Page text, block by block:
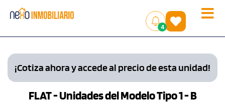
Toggle
4
()
¡Cotiza ahora y accede al precio de esta unidad!
FLAT - Unidades del Modelo Tipo 1 - B